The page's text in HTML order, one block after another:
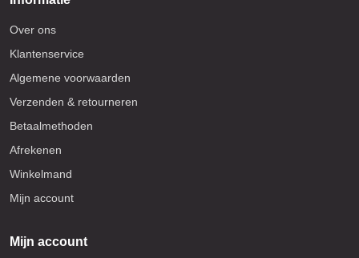
Over ons
Klantenservice
Algemene voorwaarden
Verzenden & retourneren
Betaalmethoden
Afrekenen
Winkelmand
Mijn account
Mijn account